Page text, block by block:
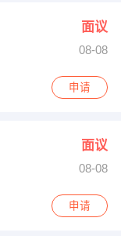
面议
08-08
钟家村地铁口申请
面议
08-08
申请